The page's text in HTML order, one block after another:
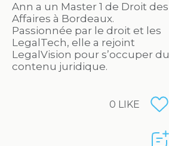
Ann a un Master 1 de Droit des
Affaires à Bordeaux.
Passionnée par le droit et les
LegalTech, elle a rejoint
LegalVision pour s’occuper du
contenu juridique.
0 LIKE